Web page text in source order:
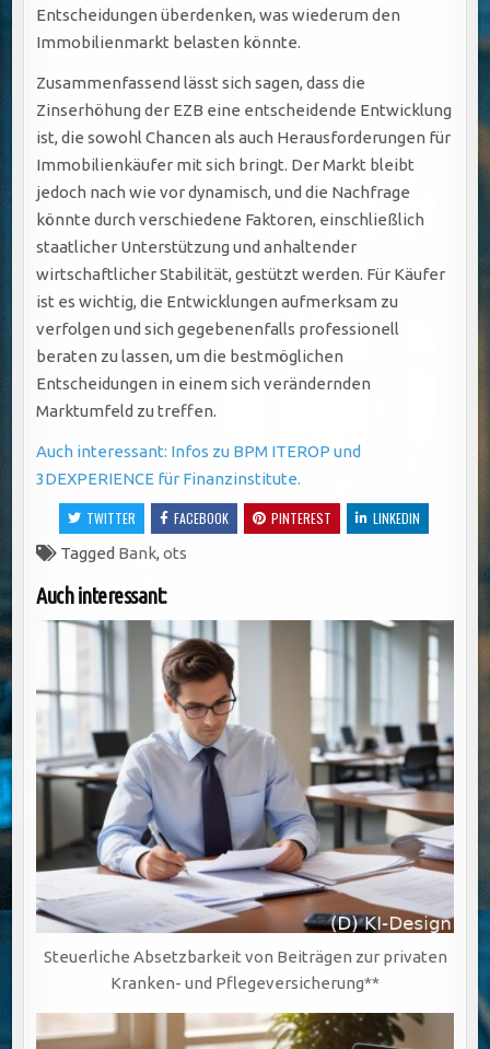
Entscheidungen überdenken, was wiederum den
Immobilienmarkt belasten könnte.
Zusammenfassend lässt sich sagen, dass die
Zinserhöhung der EZB eine entscheidende Entwicklung
ist, die sowohl Chancen als auch Herausforderungen für
Immobilienkäufer mit sich bringt. Der Markt bleibt
jedoch nach wie vor dynamisch, und die Nachfrage
könnte durch verschiedene Faktoren, einschließlich
staatlicher Unterstützung und anhaltender
wirtschaftlicher Stabilität, gestützt werden. Für Käufer
ist es wichtig, die Entwicklungen aufmerksam zu
verfolgen und sich gegebenenfalls professionell
beraten zu lassen, um die bestmöglichen
Entscheidungen in einem sich verändernden
Marktumfeld zu treffen.
Auch interessant: Infos zu BPM ITEROP und
3DEXPERIENCE für Finanzinstitute.
TWITTER FACEBOOK PINTEREST
LINKEDIN
Tagged Bank,ots
Auch interessant:
Steuerliche Absetzbarkeit von Beiträgen zur privaten
Kranken- und Pflegeversicherung**